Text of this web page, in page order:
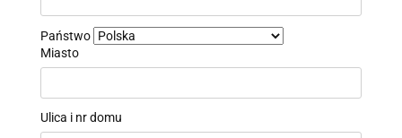
Państwo
Miasto
Ulica i nr domu